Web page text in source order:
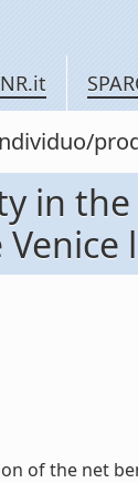
in
of the net